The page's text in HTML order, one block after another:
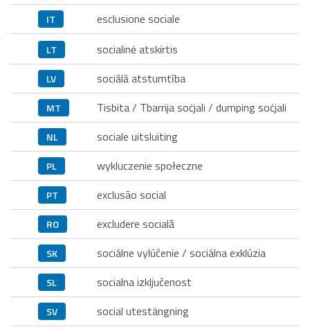
IT esclusione sociale
LT socialinė atskirtis
LV sociālā atstumtība
MT Tisbita / Tbarrija soċjali / dumping soċjali
NL sociale uitsluiting
PL wykluczenie społeczne
PT exclusão social
RO excludere socială
SK sociálne vylúčenie / sociálna exklúzia
SL socialna izključenost
SV social utestängning